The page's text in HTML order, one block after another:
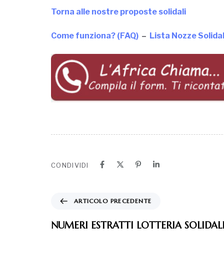
Torna alle nostre proposte solidali
Come funziona? (FAQ) – Lista Nozze
CONDIVIDI
ARTICOLO PRECEDENTE
NUMERI ESTRATTI LOTTERIA